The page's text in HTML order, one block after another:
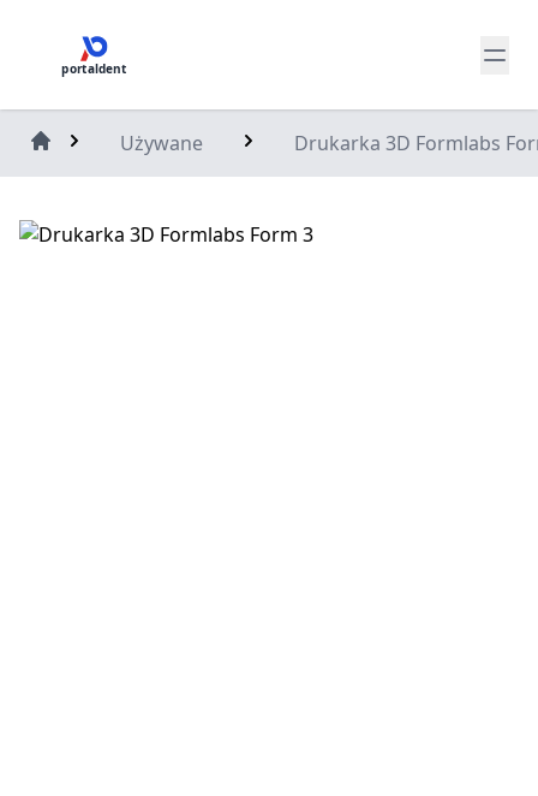
portaldent
Używane Drukarka 3D Formlabs